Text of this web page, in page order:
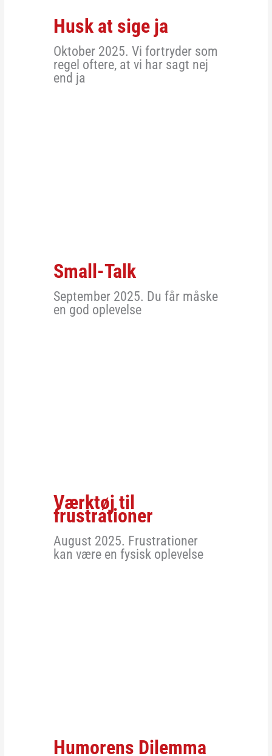
Husk at sige ja
Oktober 2025. Vi fortryder som
regel oftere, at vi har sagt nej
end ja
Small-Talk
September 2025. Du får måske
en god oplevelse
Værktøj til
frustrationer
August 2025. Frustrationer
kan være en fysisk oplevelse
Humorens Dilemma